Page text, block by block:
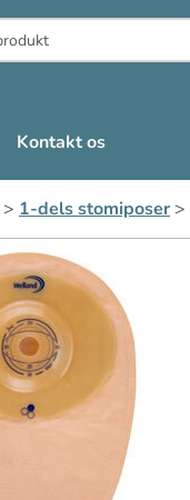
Kontakt os
> 1-dels stomiposer>